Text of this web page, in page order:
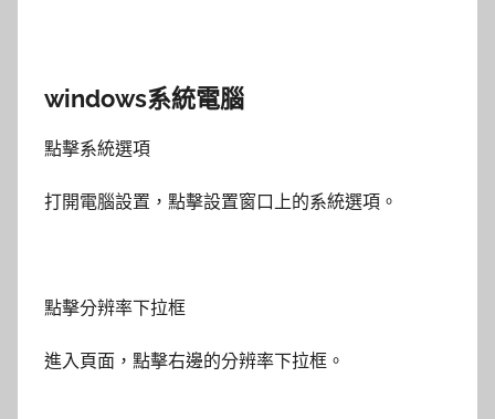
windows系統電腦
點擊系統選項
打開電腦設置，點擊設置窗口上的系統選項。
點擊分辨率下拉框
進入頁面，點擊右邊的分辨率下拉框。